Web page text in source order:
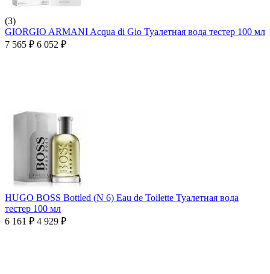
(3)
GIORGIO ARMANI Acqua di Gio Туалетная вода тестер 100 мл
7 565 ₽ 6 052 ₽
HUGO BOSS Bottled (N 6) Eau de Toilette Туалетная вода
тестер 100 мл
6 161 ₽ 4 929 ₽